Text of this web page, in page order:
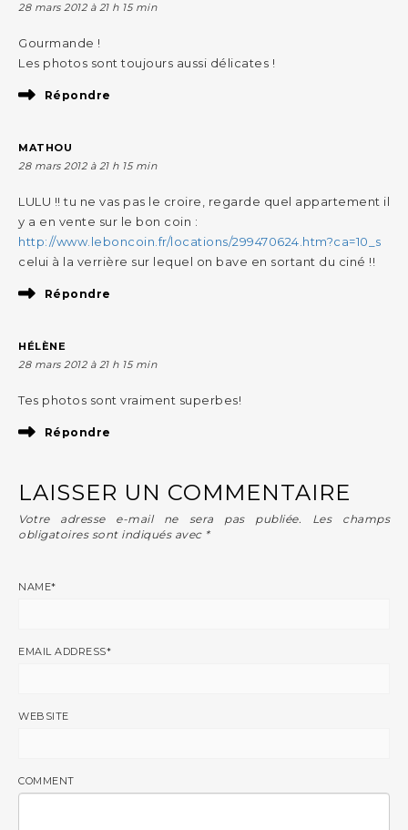
28 mars 2012 à 21 h 15 min
Gourmande !
Les photos sont toujours aussi délicates !
Répondre
MATHOU
28 mars 2012 à 21 h 15 min
LULU !! tu ne vas pas le croire, regarde quel appartement il
y a en vente sur le bon coin :
http://www.leboncoin.fr/locations/299470624.htm?ca=10_s
celui à la verrière sur lequel on bave en sortant du ciné !!
Répondre
HÉLÈNE
28 mars 2012 à 21 h 15 min
Tes photos sont vraiment superbes!
Répondre
LAISSER UN COMMENTAIRE
Votre adresse e-mail ne sera pas publiée.
Les champs
obligatoires sont indiqués avec *
NAME*
EMAIL ADDRESS*
WEBSITE
COMMENT